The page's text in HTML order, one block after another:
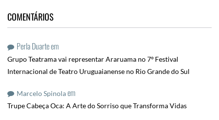
COMENTÁRIOS
Perla Duarteem
Grupo Teatrama vai representar Araruama no 7º Festival
Internacional de Teatro Uruguaianense no Rio Grande do Sul
Marcelo Spinolaem
Trupe Cabeça Oca: A Arte do Sorriso que Transforma Vidas